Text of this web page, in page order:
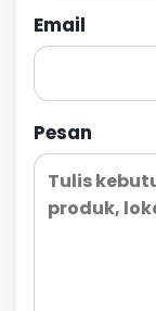
Email
Pesan